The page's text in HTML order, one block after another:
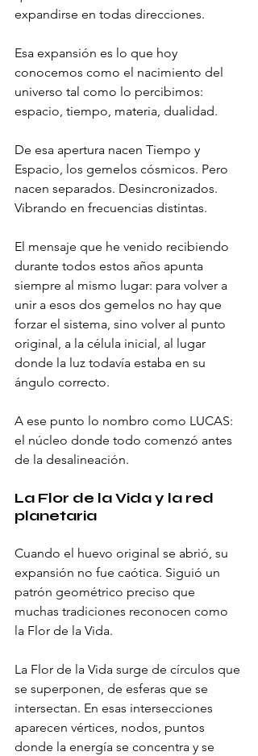
expandirse en todas direcciones.
Esa expansión es lo que hoy
conocemos como el nacimiento del
universo tal como lo percibimos:
espacio, tiempo, materia, dualidad.
De esa apertura nacen Tiempo y
Espacio, los gemelos cósmicos. Pero
nacen separados. Desincronizados.
Vibrando en frecuencias distintas.
El mensaje que he venido recibiendo
durante todos estos años apunta
siempre al mismo lugar: para volver a
unir a esos dos gemelos no hay que
forzar el sistema, sino volver al punto
original, a la célula inicial, al lugar
donde la luz todavía estaba en su
ángulo correcto.
A ese punto lo nombro como LUCAS:
el núcleo donde todo comenzó antes
de la desalineación.
La Flor de la Vida y la red
planetaria
Cuando el huevo original se abrió, su
expansión no fue caótica. Siguió un
patrón geométrico preciso que
muchas tradiciones reconocen como
la Flor de la Vida.
La Flor de la Vida surge de círculos que
se superponen, de esferas que se
intersectan. En esas intersecciones
aparecen vértices, nodos, puntos
donde la energía se concentra y se